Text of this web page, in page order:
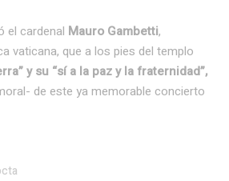
el cardenal Mauro Gambetti,
vaticana, que a los pies del templo
y su “sí a la paz y la fraternidad”,
de este ya memorable concierto